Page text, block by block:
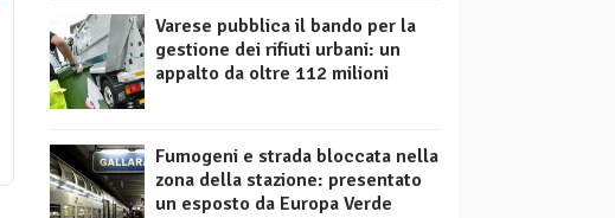
Varese pubblica il bando per la
gestione dei rifiuti urbani: un
appalto da oltre 112 milioni
Fumogeni e strada bloccata nella
zona della stazione: presentato
un esposto da Europa Verde